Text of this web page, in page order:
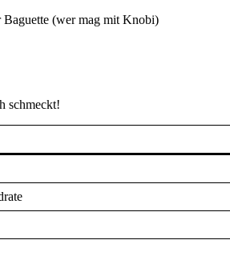
Baguette (wer mag mit Knobi)
schmeckt!